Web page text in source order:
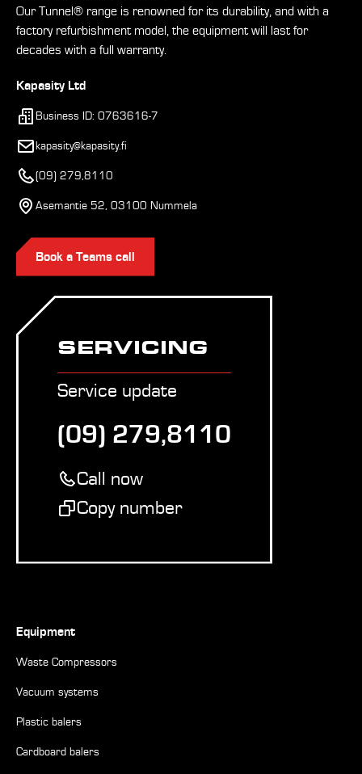
Our Tunnel® range is renowned for its durability, and with a
factory refurbishment model, the equipment will last for
decades with a full warranty.
Kapasity Ltd
Business ID: 0763616-7
kapasity@kapasity.fi
(09) 279,8110
Asemantie 52, 03100 Nummela
Book a Teams call
SERVICING
Service update
(09) 279,8110
Call now
Copy number
Equipment
Waste Compressors
Vacuum systems
Plastic balers
Cardboard balers